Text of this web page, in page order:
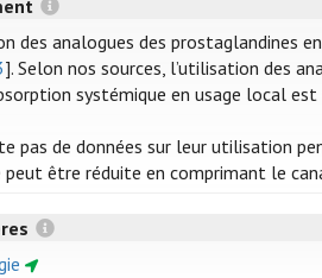
des analogues des prostaglandines
]. Selon nos sources, l’utilisation des
systémique en usage local
pas de données sur leur utilisation
être réduite en comprimant le